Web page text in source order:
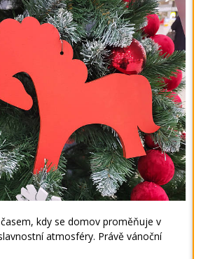
kdy se domov proměňuje v
atmosféry. Právě vánoční